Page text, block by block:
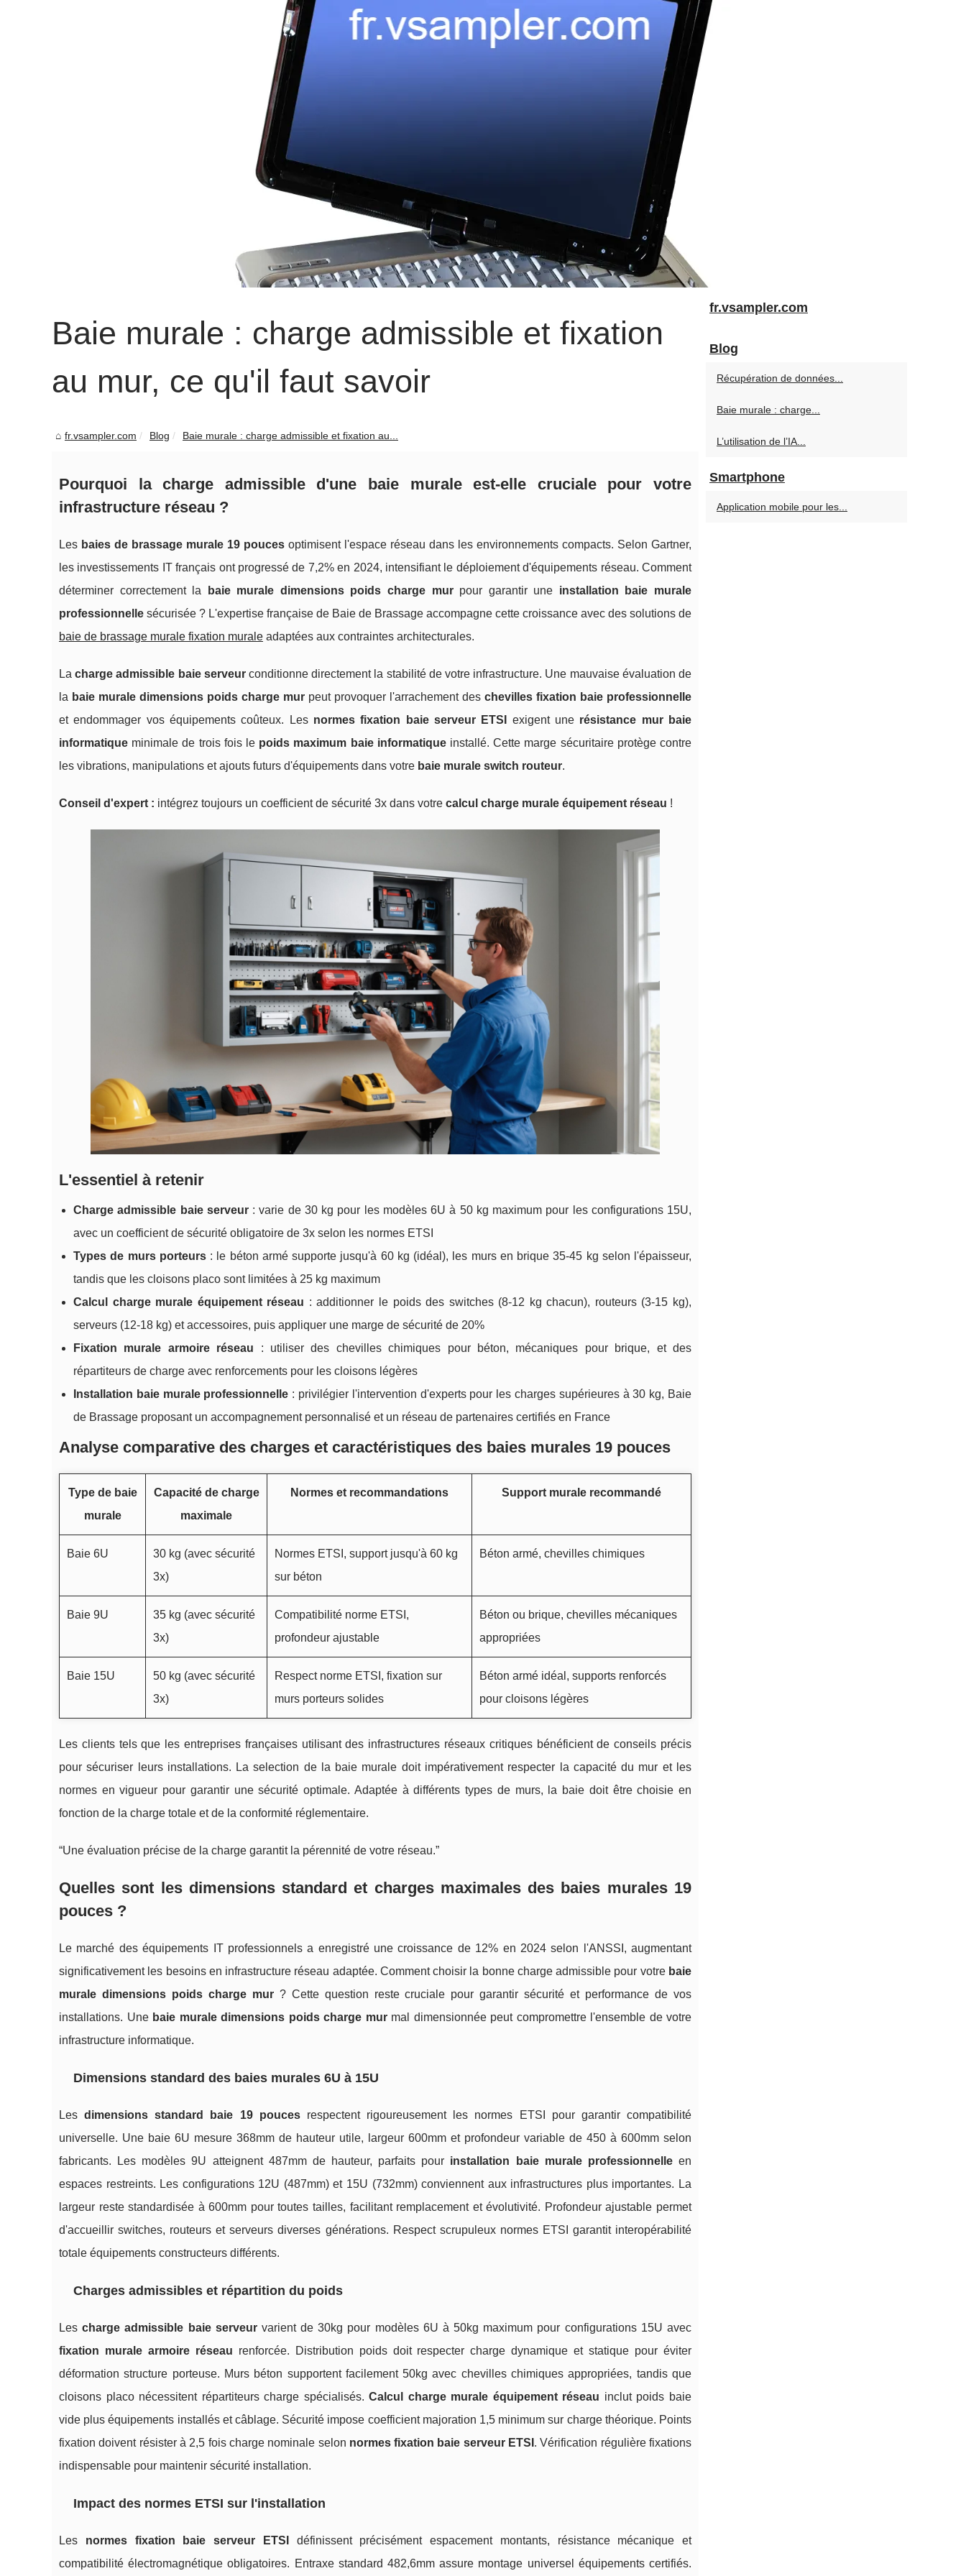
Baie murale : charge admissible et fixation
au mur, ce qu'il faut savoir
fr.vsampler.com Blog Baie murale : charge admissible et fixation au...
Pourquoi la charge admissible d'une baie murale est-elle cruciale pour votre
infrastructure réseau ?
Les baies de brassage murale 19 pouces optimisent l'espace réseau dans les environnements compacts. Selon Gartner,
les investissements IT français ont progressé de 7,2% en 2024, intensifiant le déploiement d'équipements réseau. Comment
déterminer correctement la
baie murale dimensions poids charge murpour garantir une installation baie murale
professionnelle sécurisée ? L'expertise française de Baie de Brassage accompagne cette croissance avec des solutions de
baie de brassage murale fixation murale adaptées aux contraintes architecturales.
Lacharge admissible baie serveurconditionne directement la stabilité de votre infrastructure. Une mauvaise évaluation de
la baie murale dimensions poids charge mur peut provoquer l'arrachement des chevilles fixation baie professionnelle
et endommager vos équipements coûteux. Les normes fixation baie serveur ETSI exigent une résistance mur baie
informatique minimale de trois fois le poids maximum baie informatiqueinstallé. Cette marge sécuritaire protège contre
les vibrations, manipulations et ajouts futurs d'équipements dans votre baie murale switch routeur.
Conseil d'expert : intégrez toujours un coefficient de sécurité 3x dans votre calcul charge murale équipement réseau !
L'essentiel à retenir
Charge admissible baie serveur: varie de 30 kg pour les modèles 6U à 50 kg maximum pour les configurations 15U,
avec un coefficient de sécurité obligatoire de 3x selon les normes ETSI
Types de murs porteurs: le béton armé supporte jusqu'à 60 kg (idéal), les murs en brique 35-45 kg selon l'épaisseur,
tandis que les cloisons placo sont limitées à 25 kg maximum
Calcul charge murale équipement réseau : additionner le poids des switches (8-12 kg chacun), routeurs (3-15 kg),
serveurs (12-18 kg) et accessoires, puis appliquer une marge de sécurité de 20%
Fixation murale armoire réseau : utiliser des chevilles chimiques pour béton, mécaniques pour brique, et des
répartiteurs de charge avec renforcements pour les cloisons légères
Installation baie murale professionnelle : privilégier l'intervention d'experts pour les charges supérieures à 30 kg, Baie
de Brassage proposant un accompagnement personnalisé et un réseau de partenaires certifiés en France
Analyse comparative des charges et caractéristiques des baies murales 19 pouces
Type de baie
murale
Capacité de charge
maximale
Normes et recommandations Support murale recommandé
Baie 6U
30 kg (avec sécurité
3x)
Normes ETSI, support jusqu'à 60 kg
sur béton
Béton armé, chevilles chimiques
Baie 9U
35 kg (avec sécurité
3x)
Compatibilité norme ETSI,
profondeur ajustable
Béton ou brique, chevilles mécaniques
appropriées
Baie 15U
50 kg (avec sécurité
3x)
Respect norme ETSI, fixation sur
murs porteurs solides
Béton armé idéal, supports renforcés
pour cloisons légères
Les clients tels que les entreprises françaises utilisant des infrastructures réseaux critiques bénéficient de conseils précis
pour sécuriser leurs installations. La selection de la baie murale doit impérativement respecter la capacité du mur et les
normes en vigueur pour garantir une sécurité optimale. Adaptée à différents types de murs, la baie doit être choisie en
fonction de la charge totale et de la conformité réglementaire.
“Une évaluation précise de la charge garantit la pérennité de votre réseau.”
Quelles sont les dimensions standard et charges maximales des baies murales 19
pouces ?
Le marché des équipements IT professionnels a enregistré une croissance de 12% en 2024 selon l'ANSSI, augmentant
significativement les besoins en infrastructure réseau adaptée. Comment choisir la bonne charge admissible pour votre baie
murale dimensions poids charge mur? Cette question reste cruciale pour garantir sécurité et performance de vos
installations. Une baie murale dimensions poids charge murmal dimensionnée peut compromettre l'ensemble de votre
infrastructure informatique.
Dimensions standard des baies murales 6U à 15U
Lesdimensions standard baie 19 poucesrespectent rigoureusement les normes ETSI pour garantir compatibilité
universelle. Une baie 6U mesure 368mm de hauteur utile, largeur 600mm et profondeur variable de 450 à 600mm selon
fabricants. Les modèles 9U atteignent 487mm de hauteur, parfaits pour installation baie murale professionnelleen
espaces restreints. Les configurations 12U (487mm) et 15U (732mm) conviennent aux infrastructures plus importantes. La
largeur reste standardisée à 600mm pour toutes tailles, facilitant remplacement et évolutivité. Profondeur ajustable permet
d'accueillir switches, routeurs et serveurs diverses générations. Respect scrupuleux normes ETSI garantit interopérabilité
totale équipements constructeurs différents.
Charges admissibles et répartition du poids
Lescharge admissible baie serveurvarient de 30kg pour modèles 6U à 50kg maximum pour configurations 15U avec
fixation murale armoire réseau renforcée. Distribution poids doit respecter charge dynamique et statique pour éviter
déformation structure porteuse. Murs béton supportent facilement 50kg avec chevilles chimiques appropriées, tandis que
cloisons placo nécessitent répartiteurs charge spécialisés.Calcul charge murale équipement réseau inclut poids baie
vide plus équipements installés et câblage. Sécurité impose coefficient majoration 1,5 minimum sur charge théorique. Points
fixation doivent résister à 2,5 fois charge nominale selon normes fixation baie serveur ETSI . Vérification régulière fixations
indispensable pour maintenir sécurité installation.
Impact des normes ETSI sur l'installation
Les normes fixation baie serveur ETSI
définissent précisément espacement montants, résistance mécanique et
compatibilité électromagnétique obligatoires. Entraxe standard 482,6mm assure montage universel équipements certifiés.
fr.vsampler.com
Blog
Récupération de données...
Baie murale : charge...
L’utilisation de l’IA...
Smartphone
Application mobile pour les...